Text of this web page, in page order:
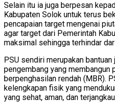
Selain itu ia juga berpesan
Kabupaten Solok untuk terus
pencapaian target mengenai
agar target dari Pemerintah
maksimal sehingga terhindar
PSU sendiri merupakan bantuan
pengembang yang membangun
berpenghasilan rendah (MBR).
kelengkapan fisik yang
yang sehat, aman, dan